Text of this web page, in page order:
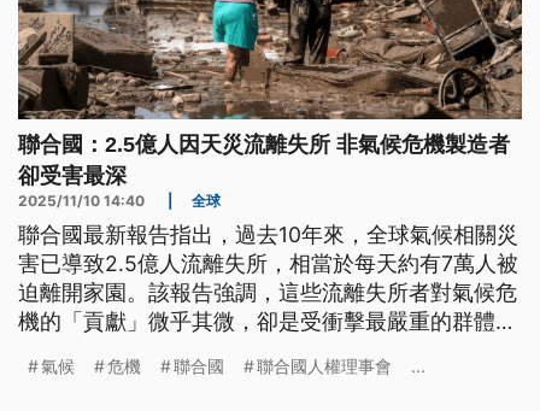
聯合國：2.5億人因天災流離失所 非氣候危機製造者
卻受害最深
2025/11/10 14:40 全球
聯合國最新報告指出，過去10年來，全球氣候相關災
害已導致2.5億人流離失所，相當於每天約有7萬人被
迫離開家園。該報告強調，這些流離失所者對氣候危
機的「貢獻」微乎其微，卻是受衝擊最嚴重的群體之
氣候 危機 聯合國 聯合國人權理事會 ...